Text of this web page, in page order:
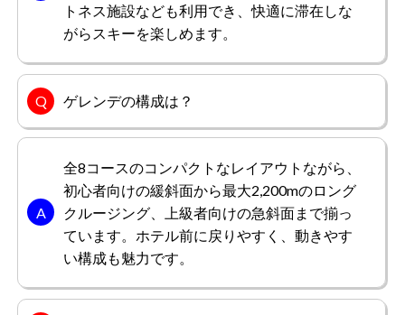
トネス施設なども利用でき、快適に滞在しな
がらスキーを楽しめます。
ゲレンデの構成は？
全8コースのコンパクトなレイアウトながら、
初心者向けの緩斜面から最大2,200mのロング
クルージング、上級者向けの急斜面まで揃っ
ています。ホテル前に戻りやすく、動きやす
い構成も魅力です。